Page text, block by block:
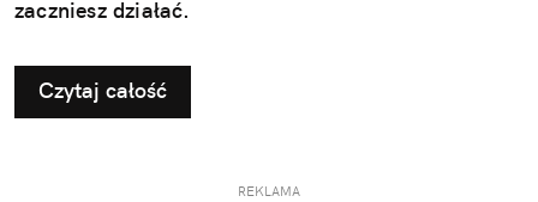
zaczniesz działać.
Czytaj całość
REKLAMA